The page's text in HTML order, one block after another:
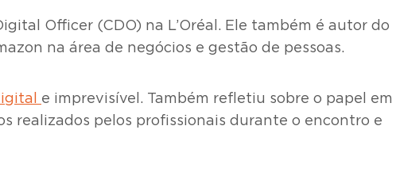
Officer (CDO) na L’Oréal. Ele também é autor do
na área de negócios e gestão de pessoas.
e imprevisível. Também refletiu sobre o papel em
realizados pelos profissionais durante o encontro e